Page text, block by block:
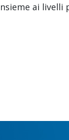
ai livelli